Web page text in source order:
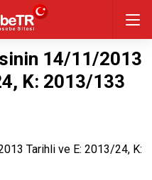
14/11/2013
K: 2013/133
Tarihli ve E: 2013/24, K: